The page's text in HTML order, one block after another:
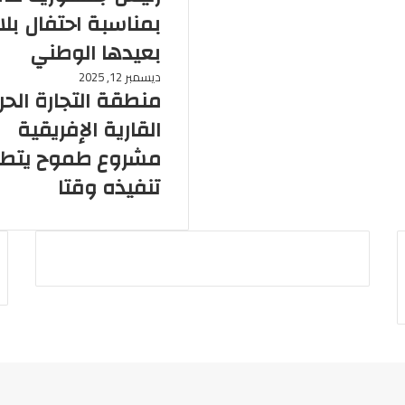
بمناسبة احتفال
بعيدها الوطني
ديسمبر 12, 2025
منطقة التجارة
القارية الإفريقية
مشروع طموح
تنفيذه وقتا